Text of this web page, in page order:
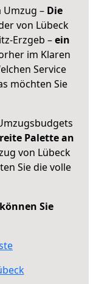
– Die
von Lübeck
Erzgeb –ein
im Klaren
Service
möchten Sie
Palette an
von Lübeck
Sie die volle
Sie